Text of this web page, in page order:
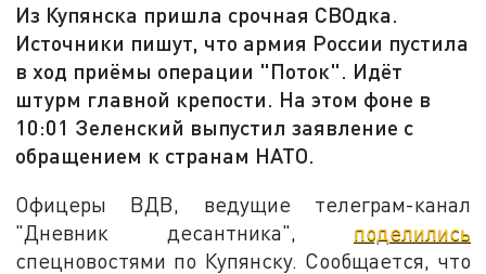
Из Купянска пришла срочная СВОдка.
Источники пишут, что армия России пустила
в ход приёмы операции "Поток". Идёт
штурм главной крепости. На этом фоне в
10:01 Зеленский выпустил заявление с
обращением к странам НАТО.
Офицеры ВДВ, ведущие телеграм-канал
"Дневник десантника", поделились
спецновостями по Купянску. Сообщается, что